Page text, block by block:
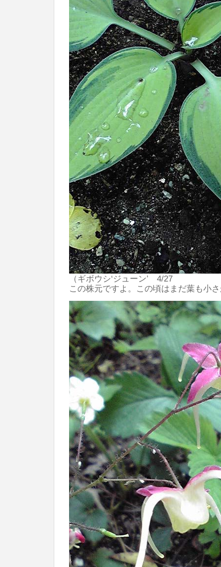
（ギボウシ‘ジューン’ 4/27
この株元ですよ。この頃はまだ葉も小